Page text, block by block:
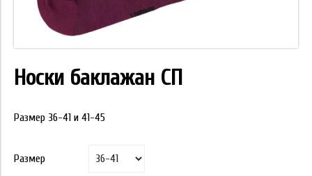
Носки баклажан СП
Размер 36-41 и 41-45
Размер